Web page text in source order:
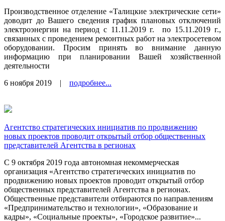
Производственное отделение «Талицкие электрические сети»
доводит до Вашего сведения график плановых отключений
электроэнергии на период с 11.11.2019 г. по 15.11.2019 г.,
связанных с проведением ремонтных работ на электросетевом
оборудовании. Просим принять во внимание данную
информацию при планировании Вашей хозяйственной
деятельности
6 ноября 2019 | подробнее...
Агентство стратегических инициатив по продвижению
новых проектов проводит открытый отбор общественных
представителей Агентства в регионах
С 9 октября 2019 года автономная некоммерческая
организация «Агентство стратегических инициатив по
продвижению новых проектов проводит открытый отбор
общественных представителей Агентства в регионах.
Общественные представители отбираются по направлениям
«Предпринимательство и технологии», «Образование и
кадры», «Социальные проекты», «Городское развитие»...